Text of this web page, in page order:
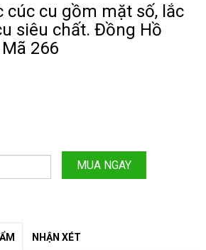
cúc cu gồm mặt số, lắc
siêu chất. Đồng Hồ
266
MUA NGAY
NHẬN XÉT